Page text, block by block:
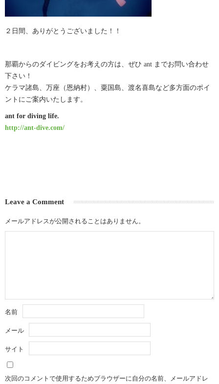
２日間、ありがとうございました！！
那覇からのダイビングをお考えの方は、ぜひ ant までお問い合わせ
下さい！
ケラマ諸島、万座（恩納村）、粟国島、渡名喜島など多方面のポイ
ントにご案内いたします。
ant for diving life.
http://ant-dive.com/
Leave a Comment
メールアドレスが公開されることはありません。
名前
メール
サイト
次回のコメントで使用するためブラウザーに自分の名前、メールアドレ